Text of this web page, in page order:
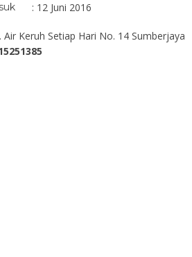
: 12 Juni 2016
Air Keruh Setiap Hari No. 14 Sumberjaya